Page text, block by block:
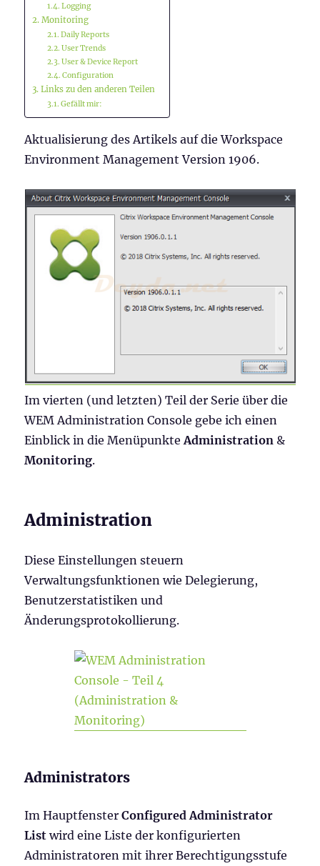
Logging
Monitoring
Daily Reports
User Trends
User & Device Report
Configuration
Links zu den anderen Teilen
Gefällt mir:
Aktualisierung des Artikels auf die Workspace
Environment Management Version 1906.
Im vierten (und letzten) Teil der Serie über die
WEM Administration Console gebe ich einen
Einblick in die MenüpunkteAdministration &
Monitoring.
Administration
Diese Einstellungen steuern
Verwaltungsfunktionen wie Delegierung,
Benutzerstatistiken und
Änderungsprotokollierung.
Administrators
Im HauptfensterConfigured Administrator
List wird eine Liste der konfigurierten
Administratoren mit ihrer Berechtigungsstufe